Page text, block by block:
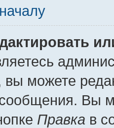
можете
Вы
Правка в